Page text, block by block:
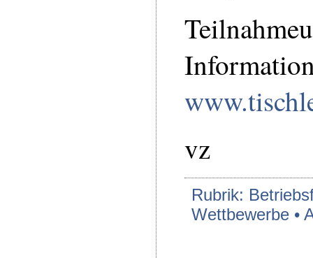
vz
Rubrik:
Wettbewerbe •